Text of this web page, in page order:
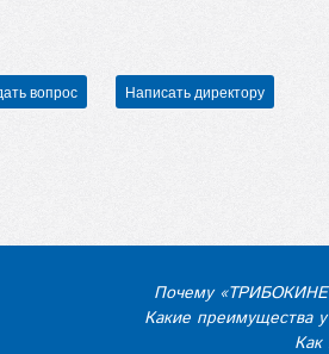
вопрос Написать директору
Почему
Какие преимущества
Как